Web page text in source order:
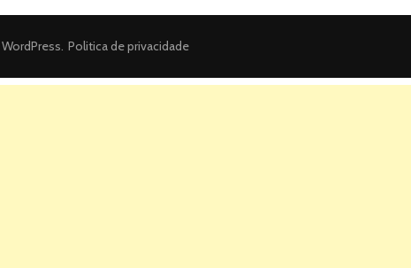
WordPress. Politica de privacidade